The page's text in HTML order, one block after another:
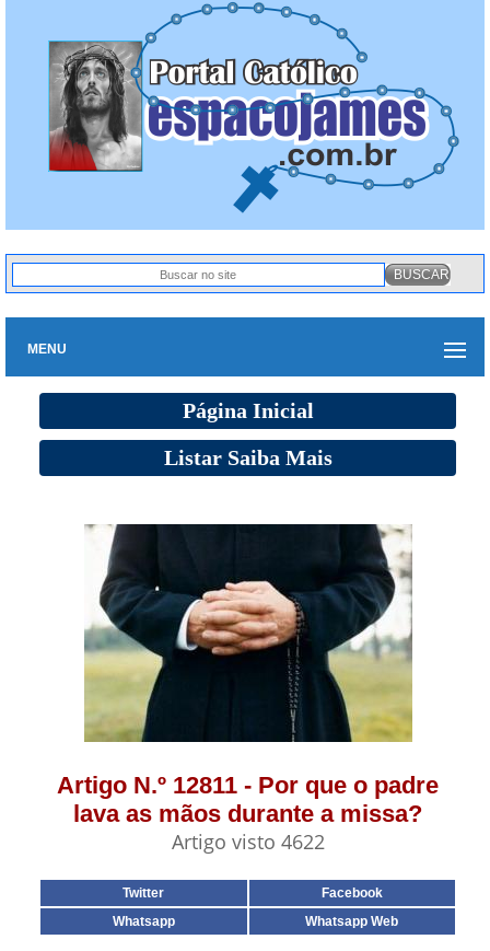
MENU
Página Inicial
Listar Saiba Mais
Artigo N.º 12811 - Por que o padre
lava as mãos durante a missa?
Artigo visto 4622
Twitter
Facebook
Whatsapp
Whatsapp Web